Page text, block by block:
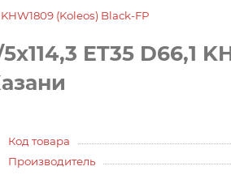
(Koleos) Black-FP
ET35 D66,1
Код товара
Производитель